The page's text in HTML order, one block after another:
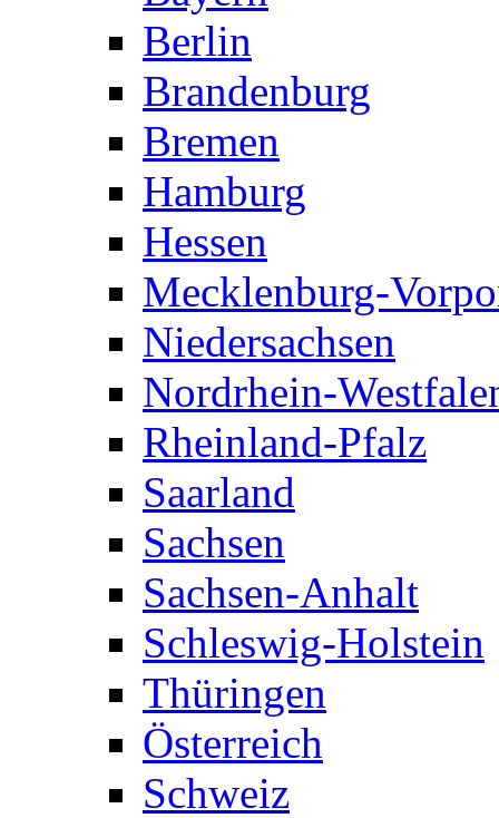
Berlin
Brandenburg
Bremen
Hamburg
Hessen
Mecklenburg-
Niedersachsen
Nordrhein-
Rheinland-Pfalz
Saarland
Sachsen
Sachsen-Anhalt
Schleswig-Holstein
Thüringen
Österreich
Schweiz